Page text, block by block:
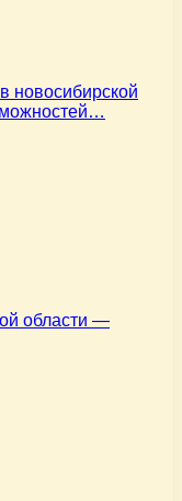
новосибирской
области —